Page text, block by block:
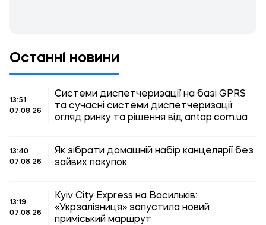
Останні новини
13:51
07.08.26
Системи диспетчеризації на базі GPRS
та сучасні системи диспетчеризації:
огляд ринку та рішення від antap.com.ua
13:40
07.08.26
Як зібрати домашній набір канцелярії без
зайвих покупок
13:19
07.08.26
Kyiv City Express на Васильків:
«Укрзалізниця» запустила новий
приміський маршрут